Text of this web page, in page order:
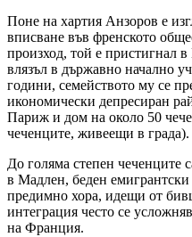
Поне на хартия Анзоров е
вписване във френското
произход, той е пристигнал
влязъл в държавно начално
години, семейството му се
икономически депресиран
Париж и дом на около 50
чеченците, живеещи в града).
До голяма степен чеченците
в Мадлен, беден емигрантски
предимно хора, идещи от
интеграция често се
на Франция.